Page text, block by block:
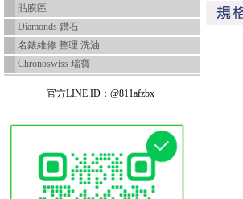
貼膜區
Diamonds 鑽石
名錶維修 整理 洗油
Chronoswiss 瑞寶
官方LINE ID：@811afzbx